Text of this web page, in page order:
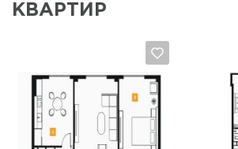
КВАРТИР